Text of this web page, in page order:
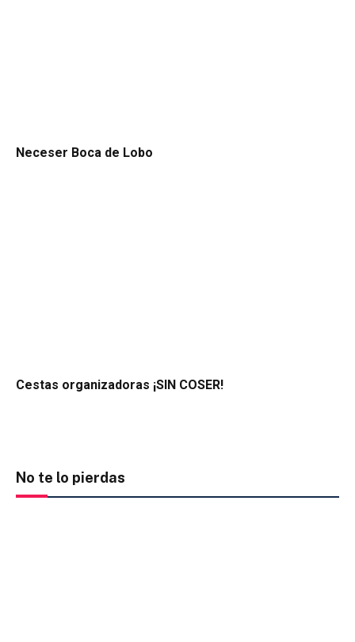
Neceser Boca de Lobo
Cestas organizadoras ¡SIN COSER!
No te lo pierdas